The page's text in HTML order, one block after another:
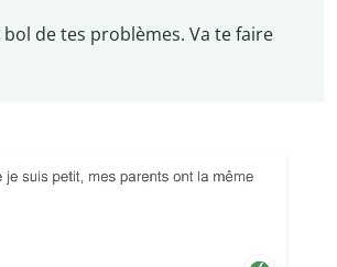
bol de tes problèmes. Va te faire